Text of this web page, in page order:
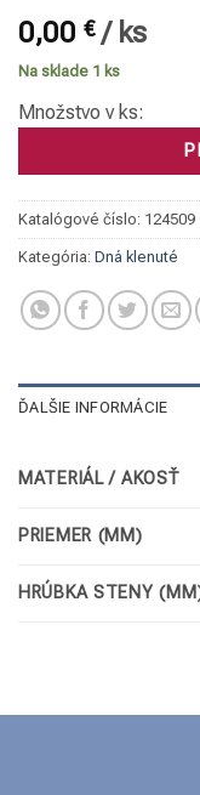
0,00 €/ ks
Na sklade 1 ks
Množstvo v ks:
Katalógové číslo: 124509
Kategória: Dná klenuté
ĎALŠIE INFORMÁCIE
MATERIÁL / AKOSŤ
PRIEMER (MM)
HRÚBKA STENY